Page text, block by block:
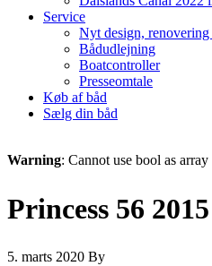
Service
Nyt design,
Bådudlejning
Boatcontroller
Presseomtale
Køb af båd
Sælg din båd
Warning: Cannot use bool as array
Princess 56
5. marts 2020 By